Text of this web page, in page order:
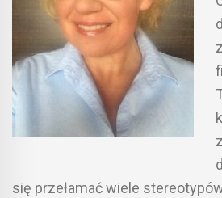
się przełamać wiele